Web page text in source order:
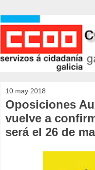
10 may 2018
Oposiciones
vuelve a
será el 26 de